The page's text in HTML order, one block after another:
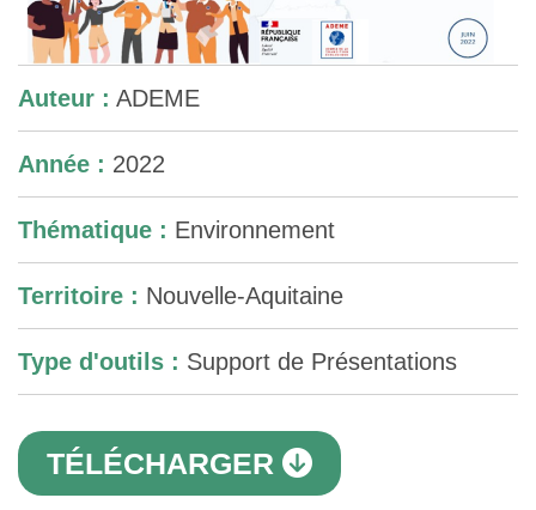
Auteur : ADEME
Année : 2022
Thématique : Environnement
Territoire : Nouvelle-Aquitaine
Type d'outils : Support de Présentations
TÉLÉCHARGER